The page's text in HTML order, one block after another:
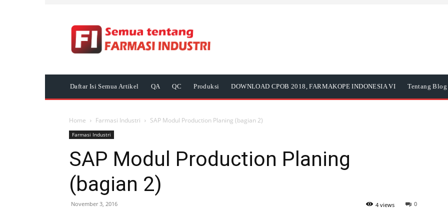
Daftar Isi Semua Artikel QA QC Produksi DOWNLOAD CPOB 2018, FARMAKOPE INDONESIA VI Tentang
Home Farmasi Industri SAP Modul Production Planing (bagian 2)
Farmasi Industri
SAP Modul Production Planing
(bagian 2)
November 3, 2016 0
4 views